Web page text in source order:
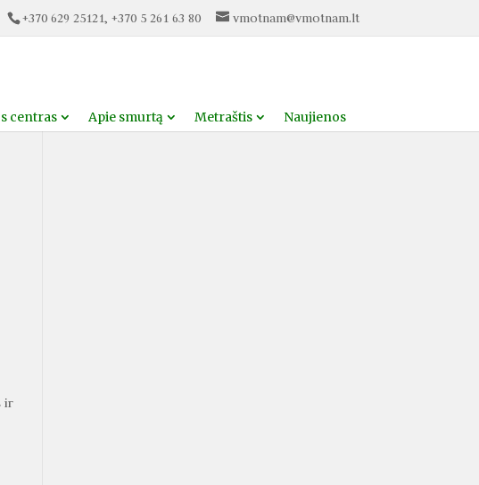
+370 629 25121, +370 5 261 63 80 vmotnam@vmotnam.lt
centras Apie smurtą Metraštis Naujienos
ir